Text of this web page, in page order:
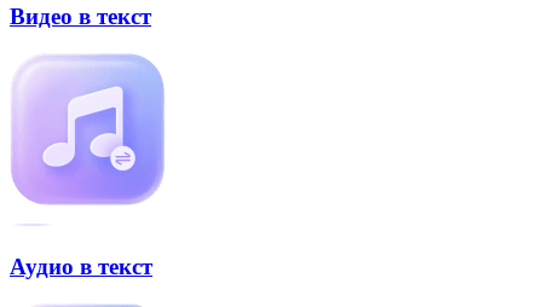
Видео в текст
Аудио в текст